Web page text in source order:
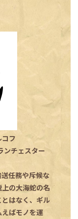
フ
ンチェスター
任務や斥候な
の大海蛇の名
はなく、ギル
ばモノを運